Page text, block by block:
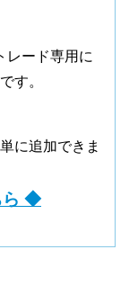
レード専用に
す。
に追加できま
ら ◆